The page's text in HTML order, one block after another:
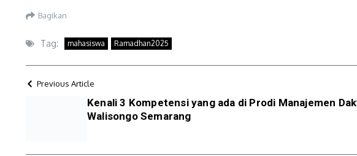
Bagikan
Tag: mahasiswa Ramadhan2025
Previous Article
Kenali 3 Kompetensi yang ada di Prodi Manajemen
Walisongo Semarang